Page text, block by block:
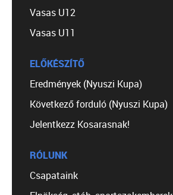
Vasas U12
Vasas U11
ELŐKÉSZÍTŐ
Eredmények (Nyuszi Kupa)
Következő forduló (Nyuszi Kupa)
Jelentkezz Kosarasnak!
RÓLUNK
Csapataink